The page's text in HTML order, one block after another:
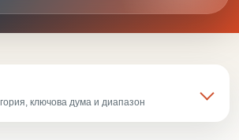
ключова дума и диапазон